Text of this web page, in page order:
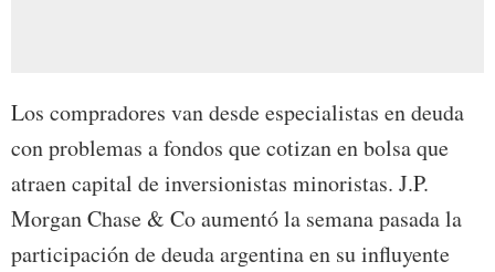
Los compradores van desde especialistas en deuda
con problemas a fondos que cotizan en bolsa que
atraen capital de inversionistas minoristas. J.P.
Morgan Chase & Co aumentó la semana pasada la
participación de deuda argentina en su influyente